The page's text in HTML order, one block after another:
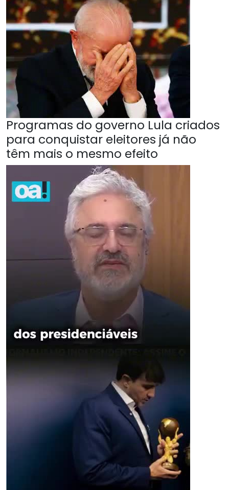
Programas do governo Lula criados
para conquistar eleitores já não
têm mais o mesmo efeito